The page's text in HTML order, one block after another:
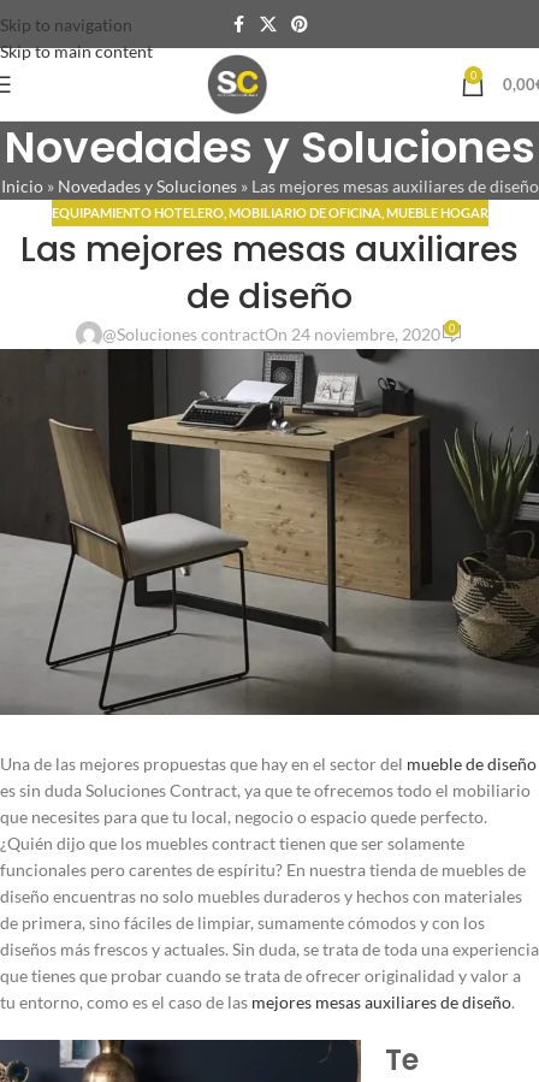
Skip to navigation
Skip to main content
0 0,00
Novedades y Soluciones
Inicio» Novedades y Soluciones» Las mejores mesas auxiliares de diseño
EQUIPAMIENTO HOTELERO, MOBILIARIO DE OFICINA, MUEBLE HOGAR
Las mejores mesas auxiliares
de diseño
@Soluciones contractOn 24 noviembre, 2020 0
Una de las mejores propuestas que hay en el sector del mueble de diseño
es sin duda Soluciones Contract, ya que te ofrecemos todo el mobiliario
que necesites para que tu local, negocio o espacio quede perfecto.
¿Quién dijo que los muebles contract tienen que ser solamente
funcionales pero carentes de espíritu? En nuestra tienda de muebles de
diseño encuentras no solo muebles duraderos y hechos con materiales
de primera, sino fáciles de limpiar, sumamente cómodos y con los
diseños más frescos y actuales. Sin duda, se trata de toda una experiencia
que tienes que probar cuando se trata de ofrecer originalidad y valor a
tu entorno, como es el caso de las mejores mesas auxiliares de diseño.
Te